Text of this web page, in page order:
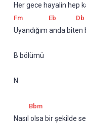
Her gece hayalin hep
Fm Eb Db
Uyandığım anda biten
B bölümü
N
Bbm
Nasıl olsa bir şekilde